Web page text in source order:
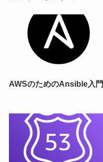
AWSのためのAnsible入門